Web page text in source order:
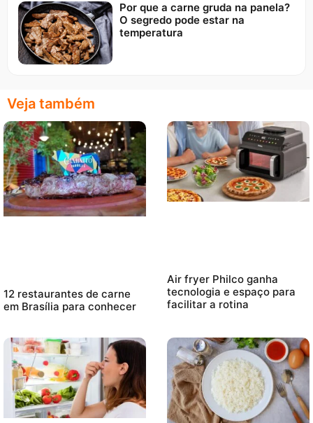
Por que a carne gruda na panela?
O segredo pode estar na
temperatura
Veja também
12 restaurantes de carne
em Brasília para conhecer
Air fryer Philco ganha
tecnologia e espaço para
facilitar a rotina